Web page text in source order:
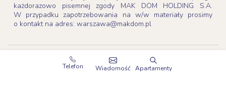
Telefon Wiadomość Apartamenty
każdorazowo pisemnej zgody MAK DOM HOLDING S.A.
W przypadku zapotrzebowania na w/w materiały prosimy
o kontakt na adres: warszawa@makdom.pl
Copyright 2003-2026
MAK DOM HOLDING S.A.
Wszystkie prawa zastrzeżone